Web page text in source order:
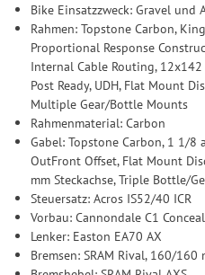
Bike Einsatzzweck: Gravel und
Rahmen: Topstone Carbon,
Proportional Response
Internal Cable Routing, 12x142
Post Ready, UDH, Flat Mount
Multiple Gear/Bottle Mounts
Rahmenmaterial: Carbon
Gabel: Topstone Carbon, 1 1/8
OutFront Offset, Flat Mount
mm Steckachse, Triple Bottle/
Steuersatz: Acros IS52/40 ICR
Vorbau: Cannondale C1
Lenker: Easton EA70 AX
Bremsen: SRAM Rival, 160/